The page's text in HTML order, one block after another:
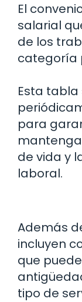
El
salarial
de los
categoría
Esta tabla
para
de vida y
laboral.
Además
incluyen
que
tipo de